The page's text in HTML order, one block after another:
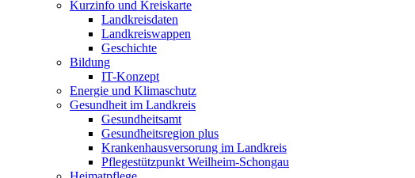
Kurzinfo und Kreiskarte
Landkreisdaten
Landkreiswappen
Geschichte
Bildung
IT-Konzept
Energie und Klimaschutz
Gesundheit im Landkreis
Gesundheitsamt
Gesundheitsregion plus
Krankenhausversorung im Landkreis
Pflegestützpunkt Weilheim-Schongau